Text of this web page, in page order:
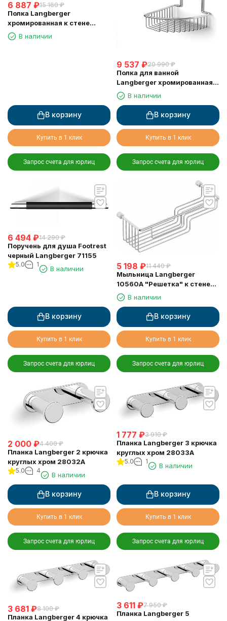
6 887 ₽15 160 ₽
Полка Langberger
хромированная к стене
одноэтажная 72560
В наличии
В корзину
Купить в 1 клик
Запрос счета для юрлиц
9 537 ₽20 990 ₽
Полка для ванной
Langberger хромированная к
стене 2-х этажная 10860I
В наличии
В корзину
Купить в 1 клик
Запрос счета для юрлиц
6 494 ₽14 290 ₽
Поручень для душа Footrest
черный Langberger 71155
5.0 1
В наличии
В корзину
Купить в 1 клик
Запрос счета для юрлиц
5 198 ₽11 440 ₽
Мыльница Langberger
10560A "Решетка" к стене
двойная хромированная
В наличии
В корзину
Купить в 1 клик
Запрос счета для юрлиц
2 000 ₽4 400 ₽
Планка Langberger 2 крючка
круглых хром 28032A
5.0 4
В наличии
В корзину
Купить в 1 клик
Запрос счета для юрлиц
1 777 ₽3 910 ₽
Планка Langberger 3 крючка
круглых хром 28033A
5.0 1
В наличии
В корзину
Купить в 1 клик
Запрос счета для юрлиц
3 681 ₽8 100 ₽
Планка Langberger 4 крючка
3 611 ₽7 950 ₽
Планка Langberger 5